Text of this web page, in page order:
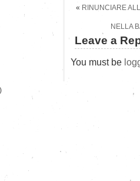
« RINUNCIARE
NELLA
Leave a
You must be